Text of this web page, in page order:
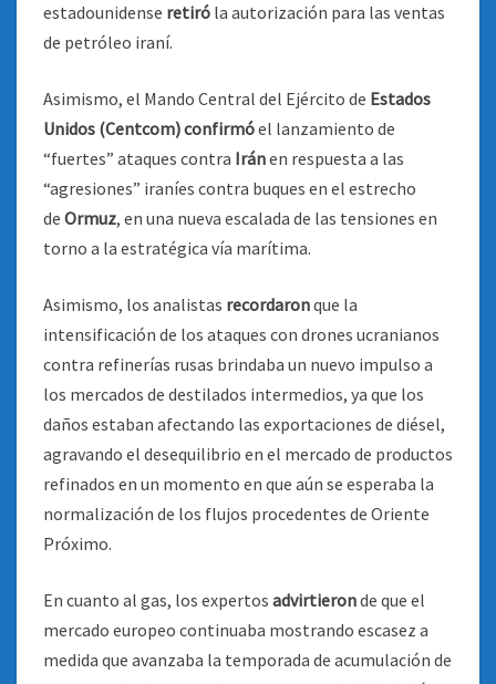
estadounidense retiró la autorización para las ventas
de petróleo iraní.
Asimismo, el Mando Central del Ejército de Estados
Unidos (Centcom)confirmóel lanzamiento de
“fuertes” ataques contra Iránen respuesta a las
“agresiones” iraníes contra buques en el estrecho
de Ormuz, en una nueva escalada de las tensiones en
torno a la estratégica vía marítima.
Asimismo, los analistas recordaronque la
intensificación de los ataques con drones ucranianos
contra refinerías rusas brindaba un nuevo impulso a
los mercados de destilados intermedios, ya que los
daños estaban afectando las exportaciones de diésel,
agravando el desequilibrio en el mercado de productos
refinados en un momento en que aún se esperaba la
normalización de los flujos procedentes de Oriente
Próximo.
En cuanto al gas, los expertos advirtieronde que el
mercado europeo continuaba mostrando escasez a
medida que avanzaba la temporada de acumulación de